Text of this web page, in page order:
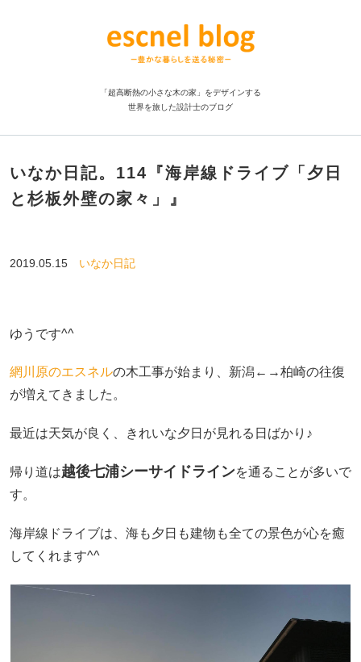
「超高断熱の小さな木の家」をデザインする
世界を旅した設計士のブログ
いなか日記。114『海岸線ドライブ「夕日
と杉板外壁の家々」』
2019.05.15 いなか日記
ゆうです^^
網川原のエスネルの木工事が始まり、新潟←→柏崎の往復
が増えてきました。
最近は天気が良く、きれいな夕日が見れる日ばかり♪
帰り道は越後七浦シーサイドラインを通ることが多いで
す。
海岸線ドライブは、海も夕日も建物も全ての景色が心を癒
してくれます^^